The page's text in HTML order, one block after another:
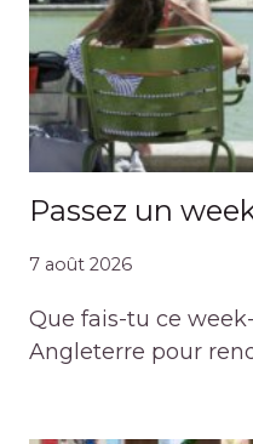
Passez un
7 août 2026
Que fais-tu ce
Angleterre pour